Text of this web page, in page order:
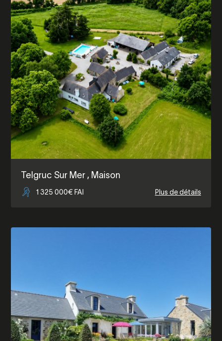
Telgruc Sur Mer , Maison
1 325 000€ FAI Plus de détails